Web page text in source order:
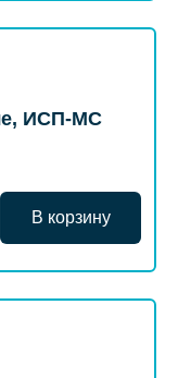
ИСП-МС
В корзину